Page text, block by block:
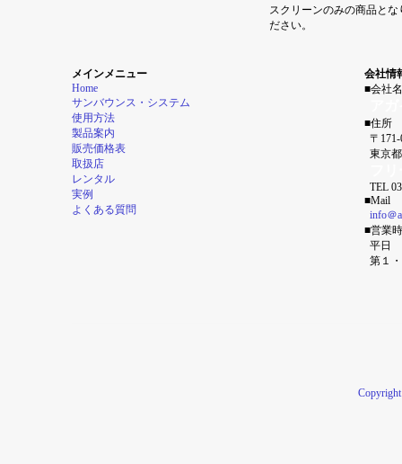
スクリーンのみの商品と
ださい。
メインメニュー
Home
サンバウンス・システム
使用方法
製品案内
販売価格表
取扱店
レンタル
実例
よくある質問
会社情
■会社名
■住所
〒171-
東京
TEL
■Mail
info＠
■営業
平日
第１